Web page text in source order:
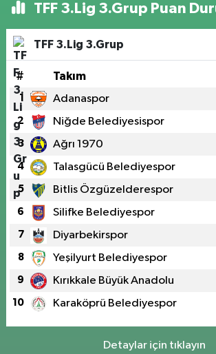
TFF 3.Lig 3.Grup Puan
TFF 3.Lig 3.Grup
# Takım
1 Adanaspor
2 Niğde Belediyesispor
3 Ağrı 1970
4 Talasgücü Belediyespor
5 Bitlis Özgüzelderespor
6 Silifke Belediyespor
7 Diyarbekirspor
8 Yeşilyurt Belediyespor
9 Kırıkkale Büyük Anadolu
10 Karaköprü Belediyespor
Detaylar için tıklayın